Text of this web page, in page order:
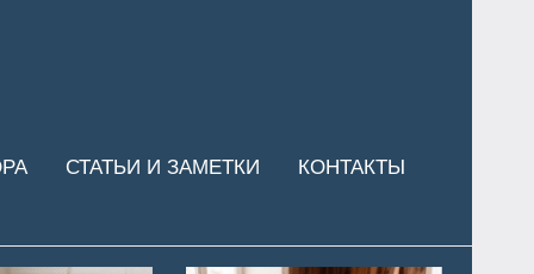
СТАТЬИ И ЗАМЕТКИ КОНТАКТЫ